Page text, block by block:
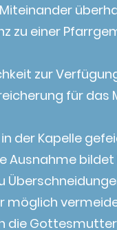
zu einer
zur
für
der Kapelle
bildet
möglich
die